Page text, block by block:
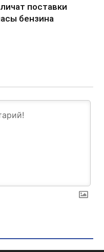
поставки
бензина